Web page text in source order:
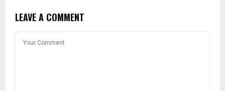
LEAVE A COMMENT